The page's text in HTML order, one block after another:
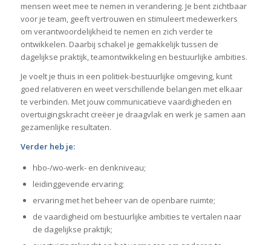
mensen weet mee te nemen in verandering. Je bent zichtbaar
voor je team, geeft vertrouwen en stimuleert medewerkers
om verantwoordelijkheid te nemen en zich verder te
ontwikkelen. Daarbij schakel je gemakkelijk tussen de
dagelijkse praktijk, teamontwikkeling en bestuurlijke ambities.
Je voelt je thuis in een politiek-bestuurlijke omgeving, kunt
goed relativeren en weet verschillende belangen met elkaar
te verbinden. Met jouw communicatieve vaardigheden en
overtuigingskracht creëer je draagvlak en werk je samen aan
gezamenlijke resultaten.
Verder heb je:
hbo-/wo-werk- en denkniveau;
leidinggevende ervaring;
ervaring met het beheer van de openbare ruimte;
de vaardigheid om bestuurlijke ambities te vertalen naar
de dagelijkse praktijk;